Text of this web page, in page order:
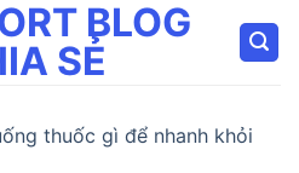
BLOG
SẺ